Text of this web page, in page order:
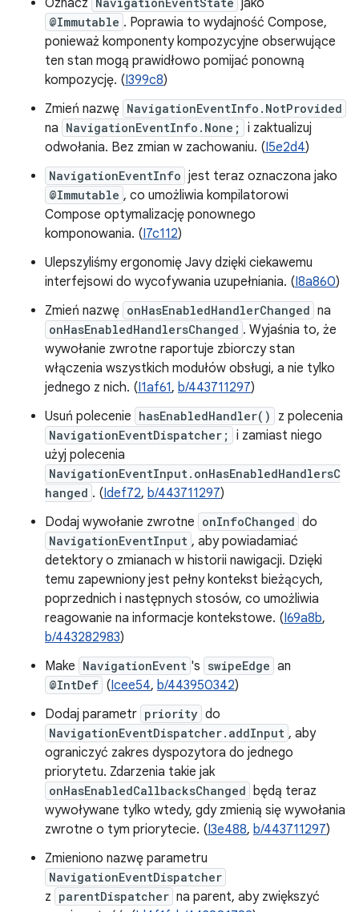
Oznacz
jako
@Immutable . Poprawia to wydajność Compose,
ponieważ komponenty kompozycyjne obserwujące
ten stan mogą prawidłowo pomijać ponowną
kompozycję. (I399c8)
Zmień nazwę NavigationEventInfo.NotProvided
na NavigationEventInfo.None;
i zaktualizuj
odwołania. Bez zmian w zachowaniu. (I5e2d4)
NavigationEventInfo jest teraz oznaczona jako
@Immutable , co umożliwia kompilatorowi
Compose optymalizację ponownego
komponowania. (I7c112)
Ulepszyliśmy ergonomię Javy dzięki ciekawemu
interfejsowi do wycofywania uzupełniania. (I8a860)
Zmień nazwę onHasEnabledHandlerChanged na
onHasEnabledHandlersChanged . Wyjaśnia to, że
wywołanie zwrotne raportuje zbiorczy stan
włączenia wszystkich modułów obsługi, a nie tylko
jednego z nich. (I1af61, b/443711297)
Usuń polecenie hasEnabledHandler() z polecenia
NavigationEventDispatcher;
i zamiast niego
użyj polecenia
NavigationEventInput.onHasEnabledHandlersC
hanged . (Idef72, b/443711297)
Dodaj wywołanie zwrotne onInfoChanged do
NavigationEventInput , aby powiadamiać
detektory o zmianach w historii nawigacji. Dzięki
temu zapewniony jest pełny kontekst bieżących,
poprzednich i następnych stosów, co umożliwia
reagowanie na informacje kontekstowe. (I69a8b,
b/443282983)
Make NavigationEvent 's swipeEdge an
@IntDef (Icee54, b/443950342)
Dodaj parametr priority do
NavigationEventDispatcher.addInput , aby
ograniczyć zakres dyspozytora do jednego
priorytetu. Zdarzenia takie jak
onHasEnabledCallbacksChanged będą teraz
wywoływane tylko wtedy, gdy zmienią się wywołania
zwrotne o tym priorytecie. (I3e488, b/443711297)
Zmieniono nazwę parametru
NavigationEventDispatcher
z parentDispatcher na parent, aby zwiększyć